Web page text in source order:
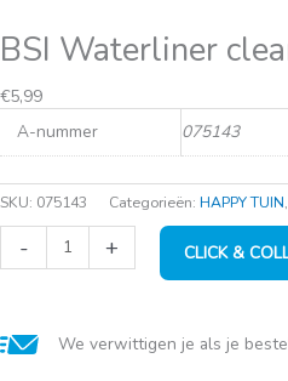
BSI Waterliner
Oorspronkelijke
prijs
was:
€8,99.
€5,99Huidige
prijs
is:
€5,99.
A-nummer 075143
SKU: 075143 Categorieën: HAPPY TUIN,
-
BSI
Waterliner
+ CLICK &
We verwittigen je als je